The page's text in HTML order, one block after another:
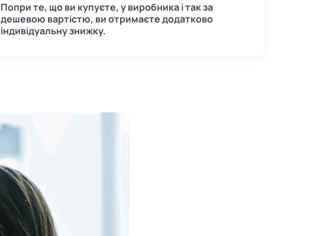
Попри те, що ви купуєте, у виробника і так за
дешевою вартістю, ви отримаєте додатково
індивідуальну знижку.